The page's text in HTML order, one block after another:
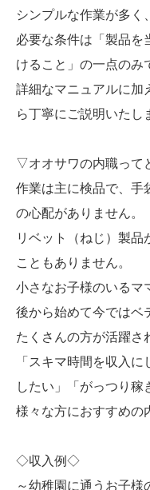
シンプルな作業が多く
必要な条件は「製品を
けること」の一点のみ
詳細なマニュアルに加
ら丁寧にご説明いたし
▽オオサワの内職って
作業は主に検品で、手
の心配がありません。
リベット（ねじ）製
こともありません。
小さなお子様のいるマ
後から始めて今ではベ
たくさんの方が活躍さ
「スキマ時間を収入
したい」「がっつり稼
様々な方におすすめの
◇収入例◇
～幼稚園に通うお子様